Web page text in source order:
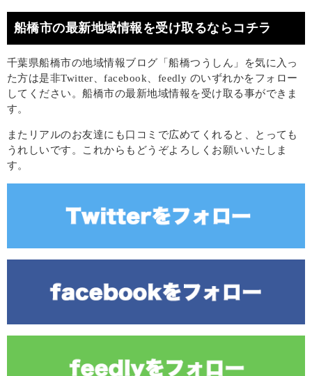
船橋市の最新地域情報を受け取るならコチラ
千葉県船橋市の地域情報ブログ「船橋つうしん」を気に入っ
た方は是非Twitter、facebook、feedly のいずれかをフォロー
してください。船橋市の最新地域情報を受け取る事ができま
す。
またリアルのお友達にも口コミで広めてくれると、とっても
うれしいです。これからもどうぞよろしくお願いいたしま
す。